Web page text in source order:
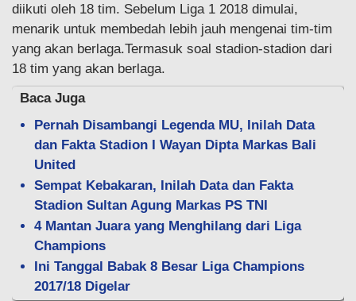
diikuti oleh 18 tim. Sebelum Liga 1 2018 dimulai,
menarik untuk membedah lebih jauh mengenai tim-tim
yang akan berlaga.Termasuk soal stadion-stadion dari
18 tim yang akan berlaga.
Baca Juga
Pernah Disambangi Legenda MU, Inilah Data
dan Fakta Stadion I Wayan Dipta Markas Bali
United
Sempat Kebakaran, Inilah Data dan Fakta
Stadion Sultan Agung Markas PS TNI
4 Mantan Juara yang Menghilang dari Liga
Champions
Ini Tanggal Babak 8 Besar Liga Champions
2017/18 Digelar